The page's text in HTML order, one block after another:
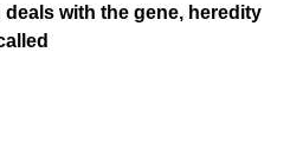
with the gene, heredity